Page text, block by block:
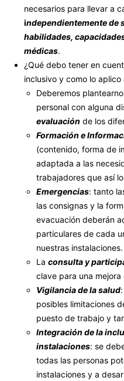
necesarios para llevar a
independientemente de
habilidades,
médicas.
¿Qué debo tener en
inclusivo y como lo
Deberemos
personal con alguna
evaluación de los
Formación e
(contenido, forma de
adaptada a las
trabajadores que así
Emergencias: tanto
las consignas y la
evacuación deberán
particulares de cada
nuestras instalaciones.
La consulta y
clave para una
Vigilancia de la salud
posibles limitaciones
puesto de trabajo y
Integración de la
instalaciones: se
todas las personas
instalaciones y a